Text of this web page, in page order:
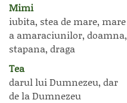
Mimi
iubita, stea de mare, mare
a amaraciunilor, doamna,
stapana, draga
Tea
darul lui Dumnezeu, dar
de la Dumnezeu